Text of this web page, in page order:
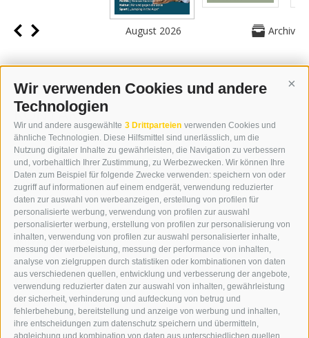
Wir verwenden Cookies und andere
Technologien
Wir und andere ausgewählte 3 Drittparteien verwenden Cookies und
ähnliche Technologien. Diese Hilfsmittel sind unerlässlich, um die
Nutzung digitaler Inhalte zu gewährleisten, die Navigation zu verbessern
und, vorbehaltlich Ihrer Zustimmung, zu Werbezwecken. Wir können Ihre
Daten zum Beispiel für folgende Zwecke verwenden: speichern von oder
zugriff auf informationen auf einem endgerät, verwendung reduzierter
daten zur auswahl von werbeanzeigen, erstellung von profilen für
personalisierte werbung, verwendung von profilen zur auswahl
personalisierter werbung, erstellung von profilen zur personalisierung von
inhalten, verwendung von profilen zur auswahl personalisierter inhalte,
messung der werbeleistung, messung der performance von inhalten,
analyse von zielgruppen durch statistiken oder kombinationen von daten
aus verschiedenen quellen, entwicklung und verbesserung der angebote,
verwendung reduzierter daten zur auswahl von inhalten, gewährleistung
der sicherheit, verhinderung und aufdeckung von betrug und
fehlerbehebung, bereitstellung und anzeige von werbung und inhalten,
ihre entscheidungen zum datenschutz speichern und übermitteln,
abgleichung und kombination von daten aus unterschiedlichen quellen,
August 2026 Archiv
KONTAKT
WIPP-MEDIA GMBH
DER ERKER
NEUSTADT 20A
I-39049 STERZING
TEL.: +39 0472 766876
GRAFIK@DERERKER.IT
INFO@DERERKER.IT
BARBARA.FONTANA@DERERKER.IT
DER ERKER
WERBEN IM ERKER
ONLINE-WERBUNG
SEPA-DAUERAUFTRAG